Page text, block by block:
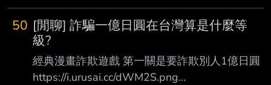
50 [閒聊] 詐騙一億日圓在台灣算是什麼等
級?
經典漫畫詐欺遊戲 第一關是要詐欺別人1億日圓
https://i.urusai.cc/dWM2S.png